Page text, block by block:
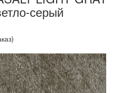
серый